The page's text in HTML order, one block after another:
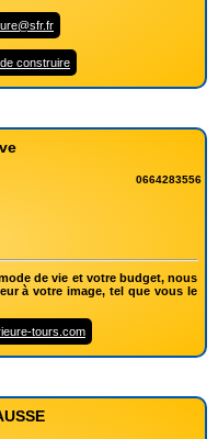
construire
0664283556
de vie et votre budget, nous
à votre image, tel que vous le
tours.com